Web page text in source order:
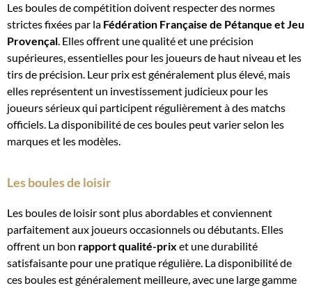
Les boules de compétition doivent respecter des normes
strictes fixées par la Fédération Française de Pétanque et Jeu
Provençal. Elles offrent une qualité et une précision
supérieures, essentielles pour les joueurs de haut niveau et les
tirs de précision. Leur prix est généralement plus élevé, mais
elles représentent un investissement judicieux pour les
joueurs sérieux qui participent régulièrement à des matchs
officiels. La disponibilité de ces boules peut varier selon les
marques et les modèles.
Les boules de loisir
Les boules de loisir sont plus abordables et conviennent
parfaitement aux joueurs occasionnels ou débutants. Elles
offrent un bon rapport qualité-prix et une durabilité
satisfaisante pour une pratique régulière. La disponibilité de
ces boules est généralement meilleure, avec une large gamme